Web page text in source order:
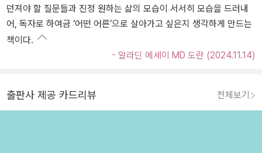
던져야 할 질문들과 진정 원하는 삶의 모습이 서서히 모습을 드러내
어, 독자로 하여금 ‘어떤 어른’으로 살아가고 싶은지 생각하게 만드는
책이다.
- 알라딘 에세이 MD 도란 (2024.11.14)
출판사 제공 카드리뷰 전체보기